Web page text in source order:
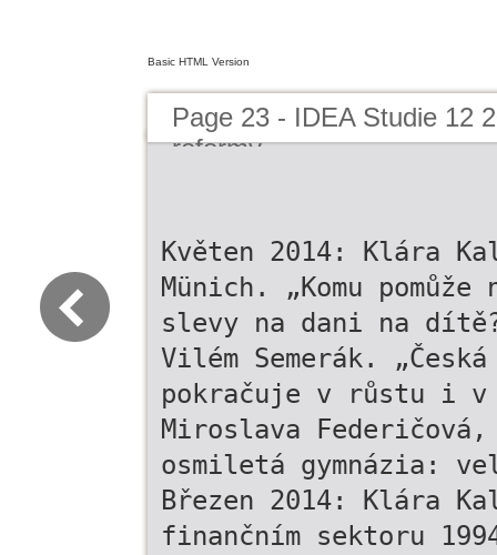
Basic HTML Version
Page 23 - IDEA Studie 12
reformy
Květen 2014: Klára
Münich. „Komu
slevy na dani na
Vilém Semerák. „Česká
pokračuje v růstu i v
Miroslava
osmiletá gymnázia:
Březen 2014: Klára
finančním sektoru